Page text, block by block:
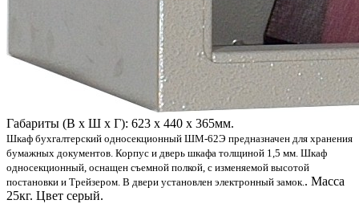
Габариты (В х Ш х Г): 623 х 440 х 365мм.
Шкаф бухгалтерский односекционный ШМ-62Э предназначен для хранения
бумажных документов. Корпус и дверь шкафа толщиной 1,5 мм. Шкаф
односекционный, оснащен съемной полкой, с изменяемой высотой
постановки и Трейзером. В двери установлен электронный замок.. Масса
25кг. Цвет серый.